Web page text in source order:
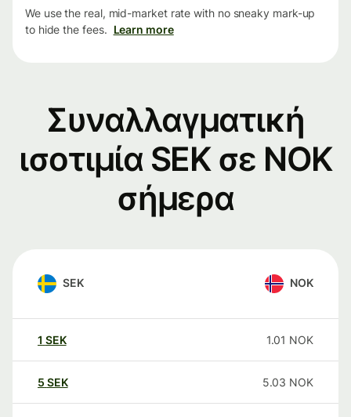
We use the real, mid-market rate with no sneaky mark-up
to hide the fees. Learn more
Συναλλαγματική
ισοτιμία SEK σε NOK
σήμερα
SEK NOK
1 SEK 1.01 NOK
5 SEK 5.03 NOK